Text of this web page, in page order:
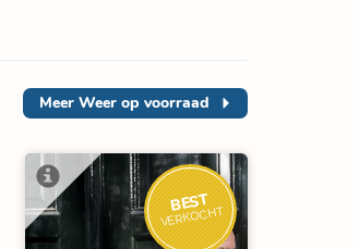
Meer Weer op voorraad
BEST
VERKOCHT